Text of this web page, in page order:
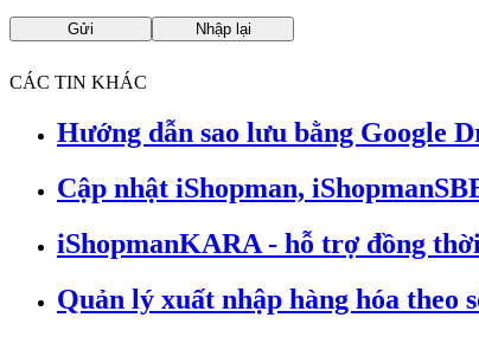
CÁC TIN KHÁC
Hướng dẫn sao lưu bằng Google
Cập nhật iShopman,
iShopmanKARA - hỗ trợ đồng
Quản lý xuất nhập hàng hóa theo